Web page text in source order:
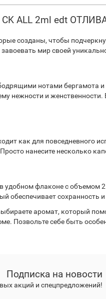
ALL 2ml edt
созданы, чтобы
мир своей
нотами бергамота
нежности и
как для повседневного
нанесите несколько
удобном флаконе с объемом
обеспечивает сохранность
аромат, который
Позвольте себе быть
Подписка на новости
акций и спецпредложений!